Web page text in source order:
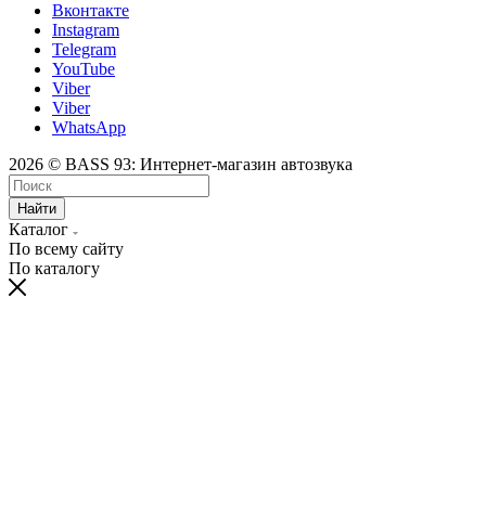
Вконтакте
Instagram
Telegram
YouTube
Viber
Viber
WhatsApp
2026 © BASS 93: Интернет-магазин автозвука
Найти
Каталог
По всему сайту
По каталогу